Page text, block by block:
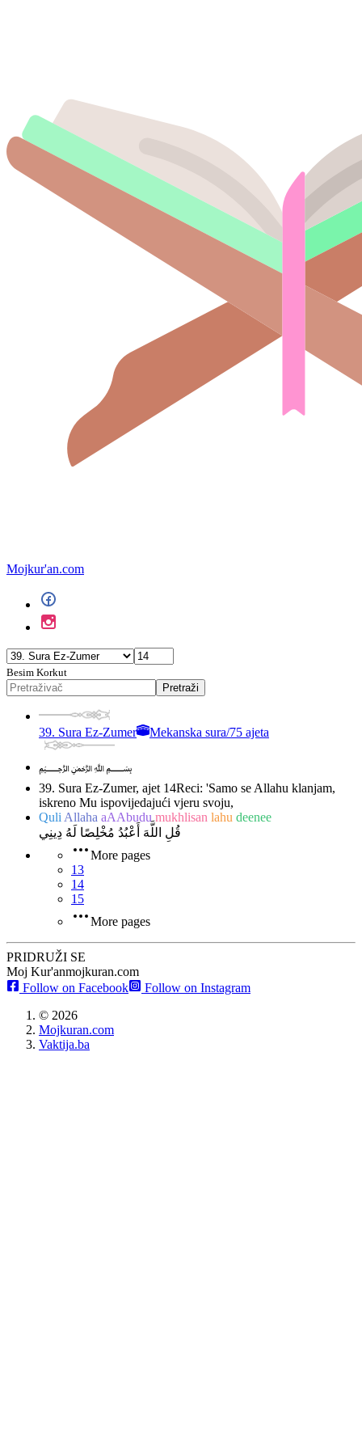
Mojkur'an.com
Besim Korkut
Pretraži
39. Sura Ez-Zumer Mekanska sura/75 ajeta
﷽
39. Sura Ez-Zumer, ajet 14Reci: 'Samo se Allahu klanjam,
iskreno Mu ispovijedajući vjeru svoju,
Quli Allaha aAAbudumukhlisan lahu deenee
قُلِ اللَّهَ أَعْبُدُ مُخْلِصًا لَهُ دِينِي
More pages
13
14
15
More pages
PRIDRUŽI SE
Moj Kur'anmojkuran.com
Follow on Facebook
Follow on Instagram
© 2026
Mojkuran.com
Vaktija.ba